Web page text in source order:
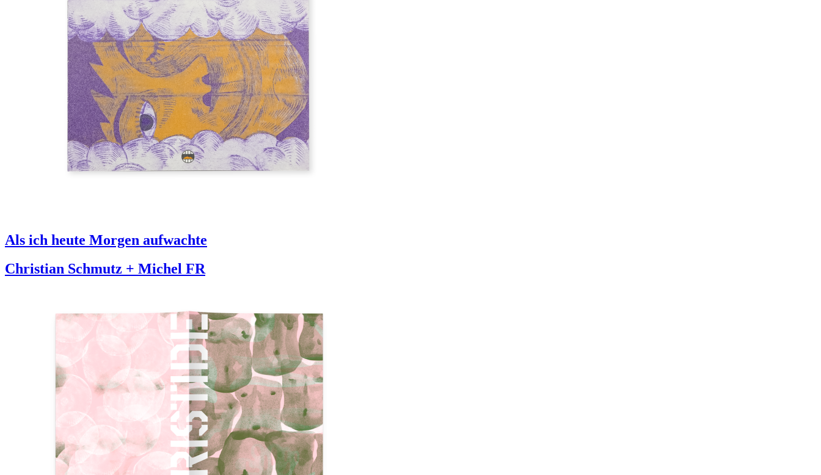
Als ich heute Morgen aufwachte
Christian Schmutz + Michel FR